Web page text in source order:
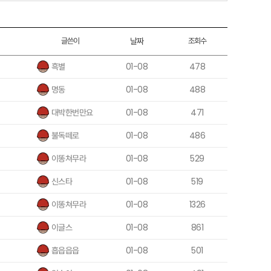
글쓴이 날짜 조회수
흑별 01-08
478
명동
01-08
488
대박한번만요
01-08
471
불독떼로
01-08
486
이똥쳐무라
01-08
529
신스타
01-08
519
이똥쳐무라
01-08
1326
이글스
01-08
861
흡읍읍읍
01-08
501